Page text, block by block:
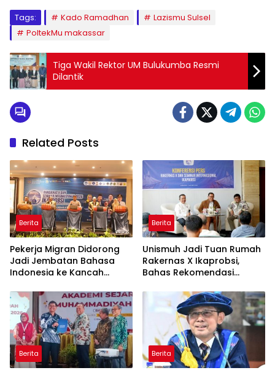
Tags: Kado Ramadhan
Lazismu Sulsel
PoltekMu makassar
Tiga Wakil Rektor UM Bulukumba Resmi
Dilantik
Related Posts
Berita
Pekerja Migran Didorong
Jadi Jembatan Bahasa
Indonesia ke Kancah
Berita
Unismuh Jadi Tuan Rumah
Rakernas X Ikaprobsi,
Bahas Rekomendasi
Indonesia di Tingkat
Global
Berita Berita